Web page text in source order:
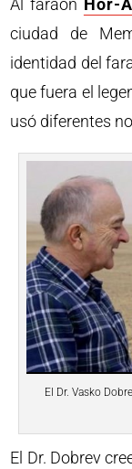
ciudad de
identidad del
que fuera el
usó diferentes
El Dr. Vasko
El Dr. Dobrev